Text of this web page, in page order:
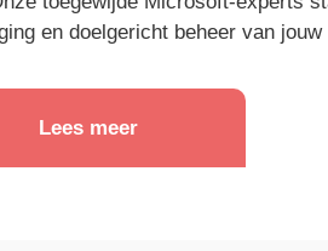
en doelgericht beheer van
Lees meer